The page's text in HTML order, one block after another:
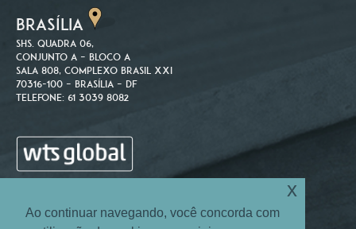
BRASÍLIA
SHS. Quadra 06,
Conjunto A – Bloco A
Sala 808, Complexo Brasil XXI
70316-100 – Brasília – DF
Telefone: 61 3039 8082
Ao continuar navegando, você concorda com
x